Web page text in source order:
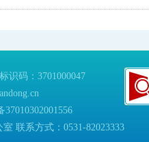
识码：3701000047
37010302001556
联系方式：0531-82023333